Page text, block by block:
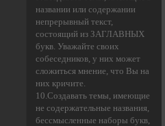
названии или содержании
непрерывный текст,
состоящий из ЗАГЛАВНЫХ
букв. Уважайте своих
собеседников, у них может
сложиться мнение, что Вы на
них кричите.
10.Создавать темы, имеющие
не содержательные названия,
бессмысленные наборы букв,